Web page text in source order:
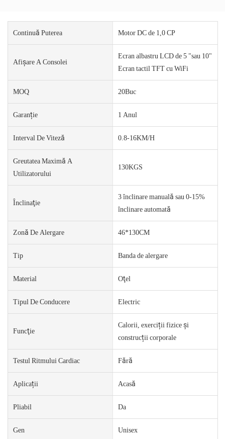
Continuă Puterea Motor DC de 1,0 CP
Afișare A Consolei
Ecran albastru LCD de 5 "sau 10"
Ecran tactil TFT cu WiFi
MOQ 20Buc
Garanție 1 Anul
Interval De Viteză 0.8-16KM/H
Greutatea Maximă A
Utilizatorului
130KGS
Înclinaţie
3 înclinare manuală sau 0-15%
înclinare automată
Zonă De Alergare 46*130CM
Tip Banda de alergare
Material Oţel
Tipul De Conducere Electric
Funcţie
Calorii, exerciții fizice și
construcții corporale
Testul Ritmului Cardiac Fără
Aplicații Acasă
Pliabil Da
Gen Unisex